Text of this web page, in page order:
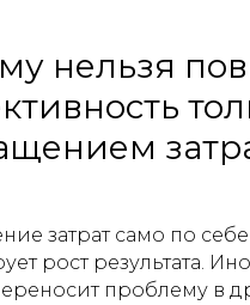
нельзя
затрат само по
рост результата.
проблему в